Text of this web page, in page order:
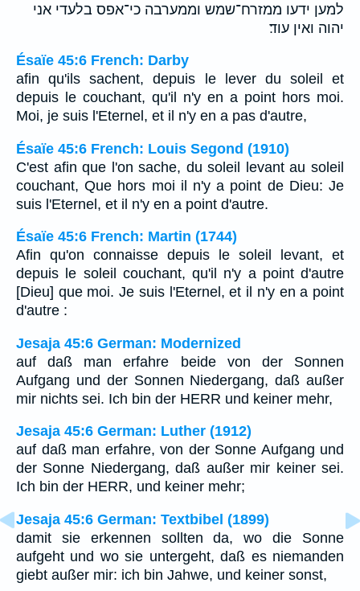
למען ידעו ממזרח־שמש וממערבה כי־אפס בלעדי אני
יהוה ואין עוד׃
Ésaïe 45:6 French: Darby
afin qu'ils sachent, depuis le lever du soleil et
depuis le couchant, qu'il n'y en a point hors moi.
Moi, je suis l'Eternel, et il n'y en a pas d'autre,
Ésaïe 45:6 French: Louis Segond (1910)
C'est afin que l'on sache, du soleil levant au soleil
couchant, Que hors moi il n'y a point de Dieu: Je
suis l'Eternel, et il n'y en a point d'autre.
Ésaïe 45:6 French: Martin (1744)
Afin qu'on connaisse depuis le soleil levant, et
depuis le soleil couchant, qu'il n'y a point d'autre
[Dieu] que moi. Je suis l'Eternel, et il n'y en a point
d'autre :
Jesaja 45:6 German: Modernized
auf daß man erfahre beide von der Sonnen
Aufgang und der Sonnen Niedergang, daß außer
mir nichts sei. Ich bin der HERR und keiner mehr,
Jesaja 45:6 German: Luther (1912)
auf daß man erfahre, von der Sonne Aufgang und
der Sonne Niedergang, daß außer mir keiner sei.
Ich bin der HERR, und keiner mehr;
Jesaja 45:6 German: Textbibel (1899)
damit sie erkennen sollten da, wo die Sonne
aufgeht und wo sie untergeht, daß es niemanden
giebt außer mir: ich bin Jahwe, und keiner sonst,